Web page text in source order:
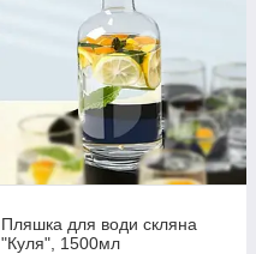
Пляшка для води скляна
"Куля", 1500мл